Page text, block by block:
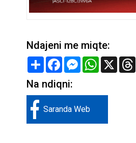
Ndajeni me miqte:
Share FacebookMessenger
WhatsApp
X
Na ndiqni:
Saranda Web